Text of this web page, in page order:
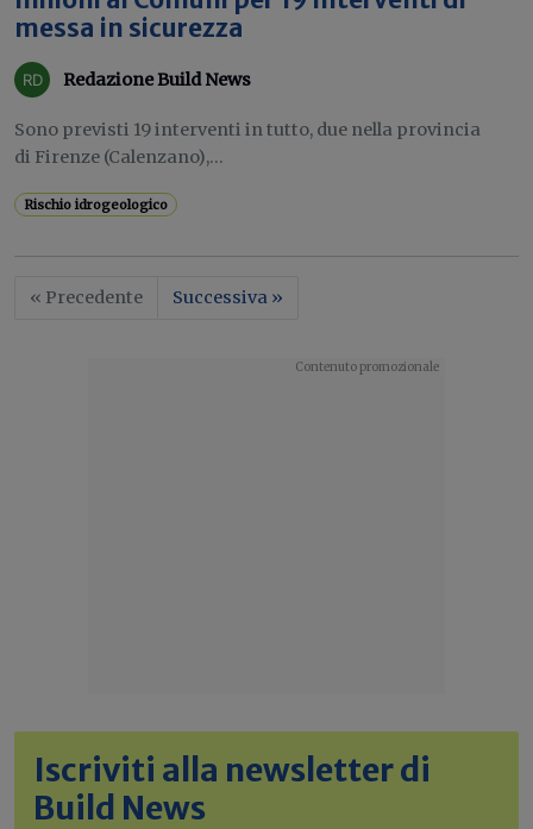
messa in sicurezza
Redazione Build News
Sono previsti 19 interventi in tutto, due nella provincia
di Firenze (Calenzano),...
Rischio idrogeologico
« Precedente Successiva »
Iscriviti alla newsletter di
Build News